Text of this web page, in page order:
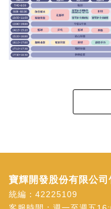
寶輝開發股份有限公司
統編：42225109